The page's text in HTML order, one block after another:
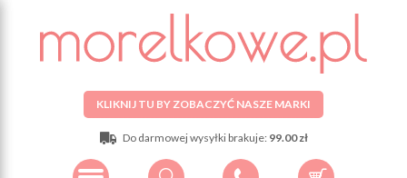
KLIKNIJ TU BY ZOBACZYĆ NASZE MARKI
Do darmowej wysyłki brakuje: 99.00 zł